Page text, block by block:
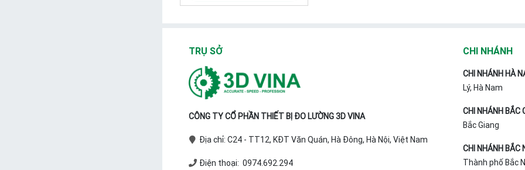
TRỤ SỞ
CÔNG TY CỔ PHẦN THIẾT BỊ ĐO LƯỜNG 3D VINA
Địa chỉ: C24 - TT12, KĐT Văn Quán, Hà Đông, Hà Nội, Việt Nam
Điện thoại: 0974.692.294
CHI NHÁNH
CHI NHÁNH HÀ
Lý, Hà Nam
CHI NHÁNH BẮC
Bắc Giang
CHI NHÁNH BẮC
Thành phố Bắc